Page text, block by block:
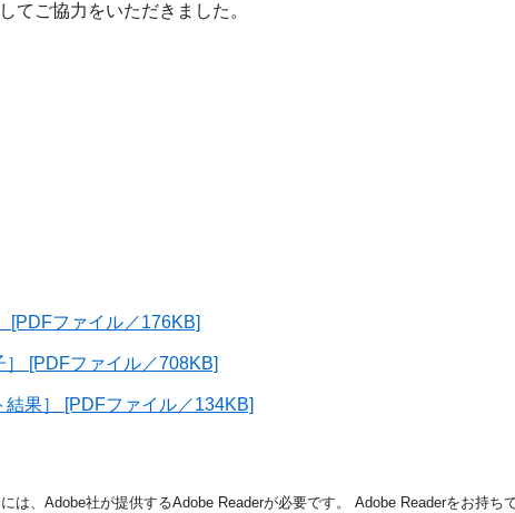
ご協力をいただきました。
[PDFファイル／176KB]
[PDFファイル／708KB]
果］ [PDFファイル／134KB]
は、Adobe社が提供するAdobe Readerが必要です。
Adobe Readerをお持ち